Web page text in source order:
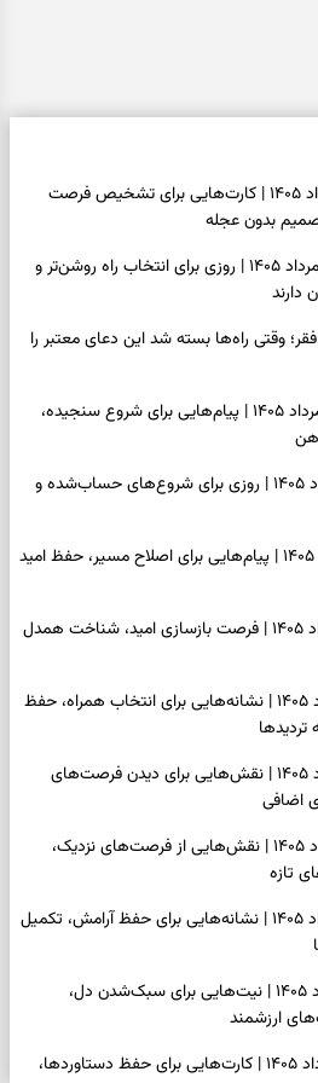
فال تاروت امروز شنبه ۱۷ مرداد ۱۴۰۵ | کارت‌هایی برای تشخیص فرصت
بدون عجله
فال سرنوشت امروز شنبه ۱۷ مرداد ۱۴۰۵ | روزی برای انتخاب راه روشن‌تر و
وقتی راه‌ها بسته شد این دعای معتبر را
فال فرشتگان امروز شنبه ۱۷ مرداد ۱۴۰۵ | پیام‌هایی برای شروع سنجیده،
فال روزانه امروز شنبه ۱۷ مرداد ۱۴۰۵ | روزی برای شروع‌های حساب‌شده و
فال انبیا امروز شنبه ۱۷ مرداد ۱۴۰۵ | پیام‌هایی برای اصلاح مسیر، حفظ امید
فال حافظ امروز شنبه ۱۷ مرداد ۱۴۰۵ | فرصت بازسازی امید، شناخت همدل
فال اسم امروز جمعه ۱۶ مرداد ۱۴۰۵ | نشانه‌هایی برای انتخاب همراه، حفظ
فال چای امروز جمعه ۱۶ مرداد ۱۴۰۵ | نقش‌هایی برای دیدن فرصت‌های
اضافی
فال قهوه امروز جمعه ۱۶ مرداد ۱۴۰۵ | نقش‌هایی از فرصت‌های نزدیک،
تازه
فال شمع امروز جمعه ۱۶ مرداد ۱۴۰۵ | نشانه‌هایی برای حفظ آرامش، تکمیل
فال ابجد امروز جمعه ۱۶ مرداد ۱۴۰۵ | نیت‌هایی برای سبک‌شدن دل،
ارزشمند
فال تاروت امروز جمعه ۱۶ مرداد ۱۴۰۵ | کارت‌هایی برای حفظ دستاوردها،